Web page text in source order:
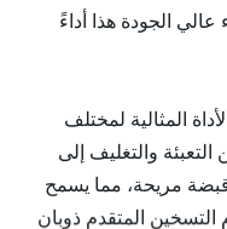
الجودة هذا أداءً
المثالية لمختلف
والتغليف إلى
مريحة، مما يسمح
المتقدم ذوبان